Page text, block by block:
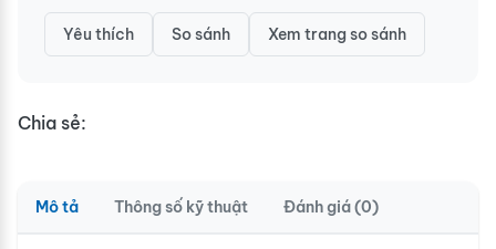
Yêu thích So sánh Xem trang so sánh
Chia sẻ:
Mô tả Thông số kỹ thuật Đánh giá (0)